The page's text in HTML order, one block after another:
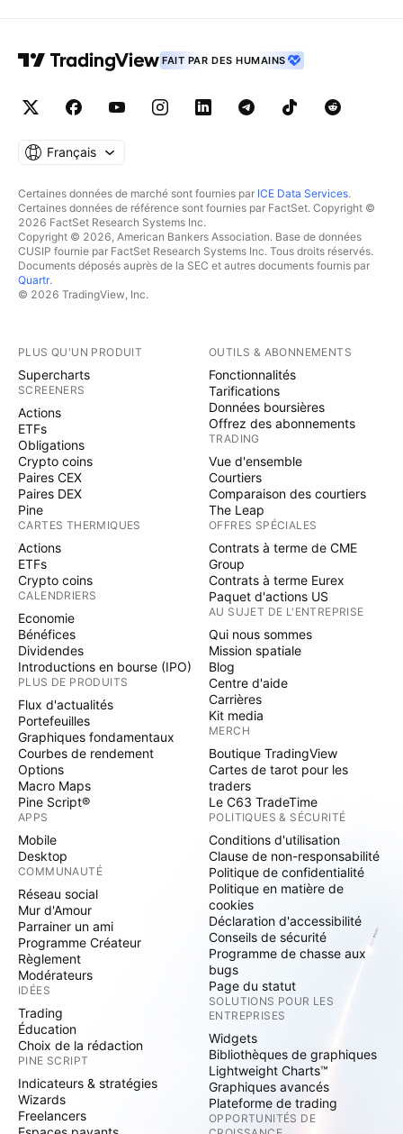
FAIT PAR DES HUMAINS
Français
Certaines données de marché sont fournies par ICE Data Services.
Certaines données de référence sont fournies par FactSet. Copyright ©
2026 FactSet Research Systems Inc.
Copyright © 2026, American Bankers Association. Base de données
CUSIP fournie par FactSet Research Systems Inc. Tous droits réservés.
Documents déposés auprès de la SEC et autres documents fournis par
Quartr.
© 2026 TradingView, Inc.
PLUS QU'UN PRODUIT
Supercharts
SCREENERS
Actions
ETFs
Obligations
Crypto coins
Paires CEX
Paires DEX
Pine
CARTES THERMIQUES
Actions
ETFs
Crypto coins
CALENDRIERS
Economie
Bénéfices
Dividendes
Introductions en bourse (IPO)
PLUS DE PRODUITS
Flux d'actualités
Portefeuilles
Graphiques fondamentaux
Courbes de rendement
Options
Macro Maps
Pine Script®
APPS
Mobile
Desktop
COMMUNAUTÉ
Réseau social
Mur d'Amour
Parrainer un ami
Programme Créateur
Règlement
Modérateurs
IDÉES
Trading
Éducation
Choix de la rédaction
PINE SCRIPT
Indicateurs & stratégies
Wizards
Freelancers
OUTILS & ABONNEMENTS
Fonctionnalités
Tarifications
Données boursières
Offrez des abonnements
TRADING
Vue d'ensemble
Courtiers
Comparaison des courtiers
The Leap
OFFRES SPÉCIALES
Contrats à terme de CME
Group
Contrats à terme Eurex
Paquet d'actions US
AU SUJET DE L'ENTREPRISE
Qui nous sommes
Mission spatiale
Blog
Centre d'aide
Carrières
Kit media
MERCH
Boutique TradingView
Cartes de tarot pour les
traders
Le C63 TradeTime
POLITIQUES & SÉCURITÉ
Conditions d'utilisation
Clause de non-responsabilité
Politique de confidentialité
Politique en matière de
cookies
Déclaration d'accessibilité
Conseils de sécurité
Programme de chasse aux
bugs
Page du statut
SOLUTIONS POUR LES
ENTREPRISES
Widgets
Bibliothèques de graphiques
Lightweight Charts™
Graphiques avancés
Plateforme de trading
OPPORTUNITÉS DE